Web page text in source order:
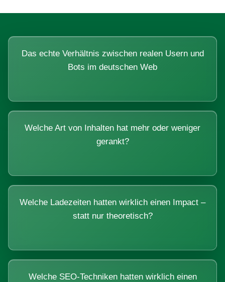
Das echte Verhältnis zwischen realen Usern und
Bots im deutschen Web
Welche Art von Inhalten hat mehr oder weniger
gerankt?
Welche Ladezeiten hatten wirklich einen Impact –
statt nur theoretisch?
Welche SEO-Techniken hatten wirklich einen